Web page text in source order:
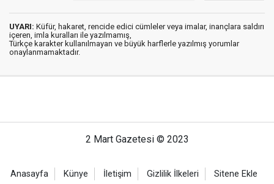
UYARI: Küfür, hakaret, rencide edici cümleler veya imalar, inançlara saldırı
içeren, imla kuralları ile yazılmamış,
Türkçe karakter kullanılmayan ve büyük harflerle yazılmış yorumlar
onaylanmamaktadır.
2 Mart Gazetesi © 2023
Anasayfa Künye İletişim Gizlilik İlkeleri Sitene Ekle